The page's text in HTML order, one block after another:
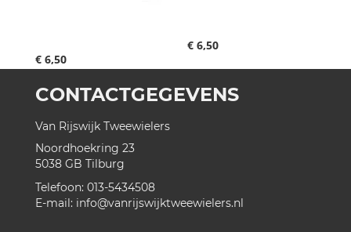
€ 6,50
€ 6,50
CONTACTGEGEVENS
Van Rijswijk Tweewielers
Noordhoekring 23
5038 GB Tilburg
Telefoon: 013-5434508
E-mail: info@vanrijswijktweewielers.nl